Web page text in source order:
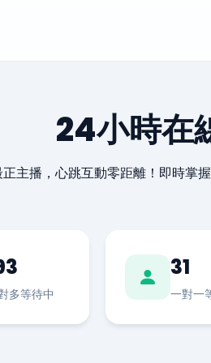
24小時在
主播，心跳互動零距離！即時掌
多等待中
31
一對一